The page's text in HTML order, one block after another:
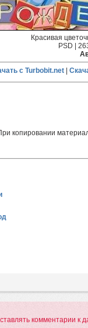
Красивая
PSD |
с Turbobit.net
копировании
комментарии к